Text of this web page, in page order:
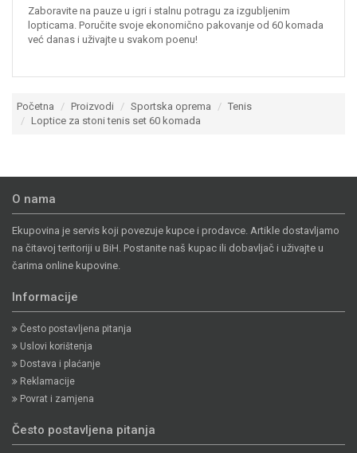
​Zaboravite na pauze u igri i stalnu potragu za izgubljenim
lopticama. Poručite svoje ekonomično pakovanje od 60 komada
već danas i uživajte u svakom poenu!
Početna Proizvodi Sportska oprema
Tenis
Loptice za stoni tenis set 60 komada
O nama
Ekupovina je servis koji povezuje kupce i prodavce. Artikle dostavljamo
na čitavoj teritoriji u BiH. Postanite naš kupac ili dobavljač i uživajte u
čarima online kupovine.
Informacije
Često postavljena pitanja
Uslovi korištenja
Dostava i plaćanje
Reklamacije
Povrat i zamjena
Često postavljena pitanja